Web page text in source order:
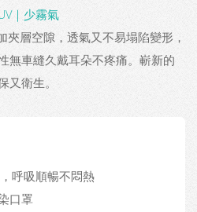
｜少霧氣
夾層空隙，透氣又不易塌陷變形，
無車縫久戴耳朵不疼痛。嶄新的
衛生。
呼吸順暢不悶熱
口罩